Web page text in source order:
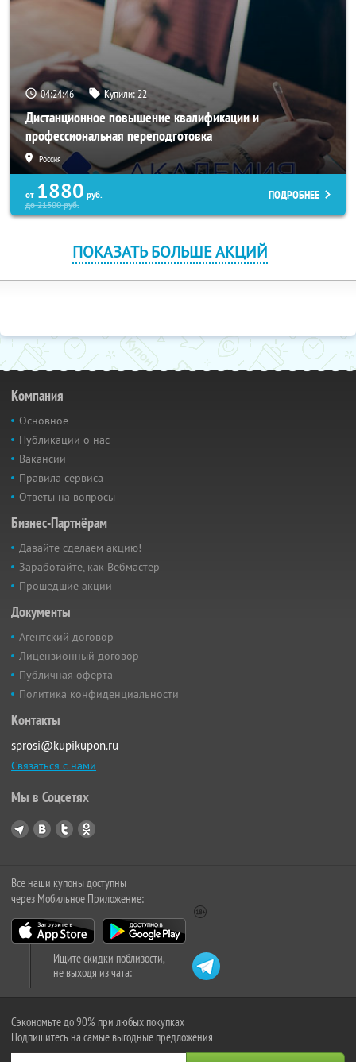
04:24:46 Купили:22
Дистанционное повышение квалификации и
профессиональная переподготовка
Россия
от 1880 руб.
до21500руб.
ПОДРОБНЕЕ
ПОКАЗАТЬ БОЛЬШЕ АКЦИЙ
Компания
Основное
Публикации о нас
Вакансии
Правила сервиса
Ответы на вопросы
Бизнес-Партнёрам
Давайте сделаем акцию!
Заработайте, как Вебмастер
Прошедшие акции
Документы
Агентский договор
Лицензионный договор
Публичная оферта
Политика конфиденциальности
Контакты
sprosi@kupikupon.ru
Связаться с нами
Мы в Соцсетях
Все наши купоны доступны
через Мобильное Приложение:
Ищите скидки поблизости,
не выходя из чата:
Сэкономьте до 90% при любых покупках
Подпишитесь на самые выгодные предложения